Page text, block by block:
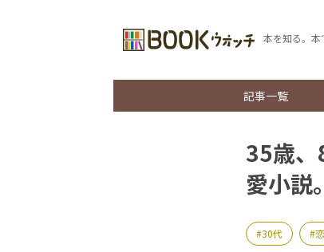
本を知る。本
記事一覧
35歳、
愛小説。
30代